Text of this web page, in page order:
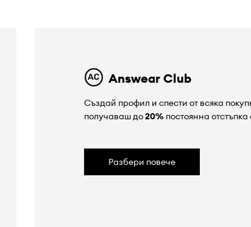
Answear Club
Създай профил и спести от всяка
получаваш до20%постоянна
Разбери повече